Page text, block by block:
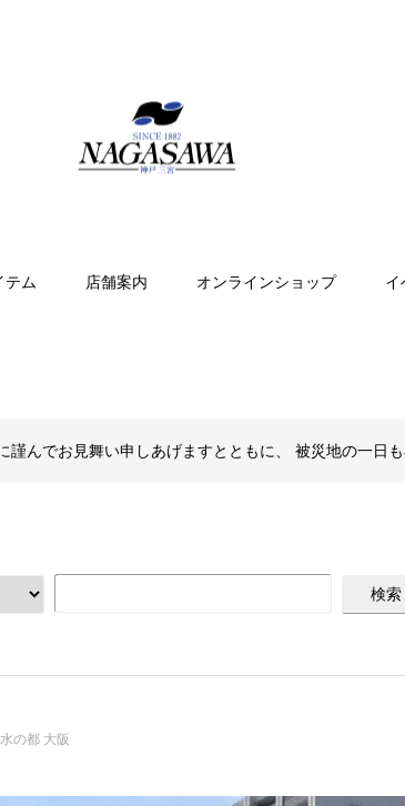
テム 店舗案内 オンラインショップ イ
謹んでお見舞い申しあげますとともに、 被災地の一日
水の都 大阪